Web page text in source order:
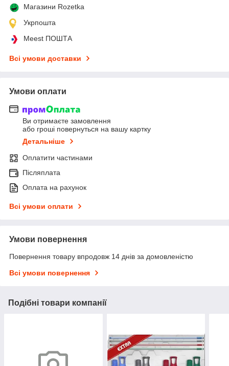
Магазини Rozetka
Укрпошта
Meest ПОШТА
Всі умови доставки
Умови оплати
Ви отримаєте замовлення
або гроші повернуться на вашу картку
Детальніше
Оплатити частинами
Післяплата
Оплата на рахунок
Всі умови оплати
Умови повернення
Повернення товару впродовж 14 днів за домовленістю
Всі умови повернення
Подібні товари компанії